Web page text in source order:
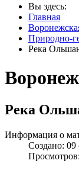
Вы здесь:
Главная
Природно-
Река
Река
Информация о
Создано: 09